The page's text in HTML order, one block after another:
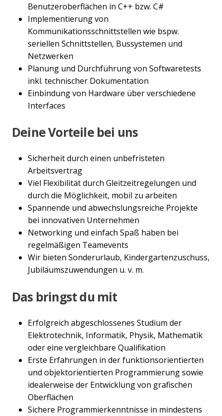
Benutzeroberflächen in C++ bzw. C#
Implementierung von
Kommunikationsschnittstellen wie bspw.
seriellen Schnittstellen, Bussystemen und
Netzwerken
Planung und Durchführung von Softwaretests
inkl. technischer Dokumentation
Einbindung von Hardware über verschiedene
Interfaces
Deine Vorteile bei uns
Sicherheit durch einen unbefristeten
Arbeitsvertrag
Viel Flexibilität durch Gleitzeitregelungen und
durch die Möglichkeit, mobil zu arbeiten
Spannende und abwechslungsreiche Projekte
bei innovativen Unternehmen
Networking und einfach Spaß haben bei
regelmäßigen Teamevents
Wir bieten Sonderurlaub, Kindergartenzuschuss,
Jubiläumszuwendungen u. v. m.
Das bringst du mit
Erfolgreich abgeschlossenes Studium der
Elektrotechnik, Informatik, Physik, Mathematik
oder eine vergleichbare Qualifikation
Erste Erfahrungen in der funktionsorientierten
und objektorientierten Programmierung sowie
idealerweise der Entwicklung von grafischen
Oberflächen
Sichere Programmierkenntnisse in mindestens